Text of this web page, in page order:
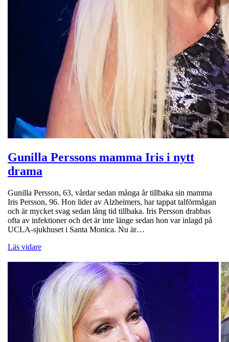
Gunilla Perssons mamma Iris i nytt
drama
Gunilla Persson, 63, vårdar sedan många år tillbaka sin mamma
Iris Persson, 96. Hon lider av Alzheimers, har tappat talförmågan
och är mycket svag sedan lång tid tillbaka. Iris Persson drabbas
ofta av infektioner och det är inte länge sedan hon var inlagd på
UCLA-sjukhuset i Santa Monica. Nu är…
Läs vidare